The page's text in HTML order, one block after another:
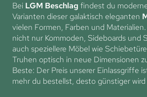
Bei LGM Beschlag findest du
Varianten dieser galaktisch eleganten
vielen Formen, Farben und
nicht nur Kommoden, Sideboards und
auch speziellere Möbel wie
Truhen optisch in neue Dimensionen
Beste: Der Preis unserer Einlassgriffe
mehr du bestellst, desto günstiger wird